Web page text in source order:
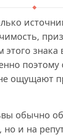
поэтому
ощущают
обычно
но и на